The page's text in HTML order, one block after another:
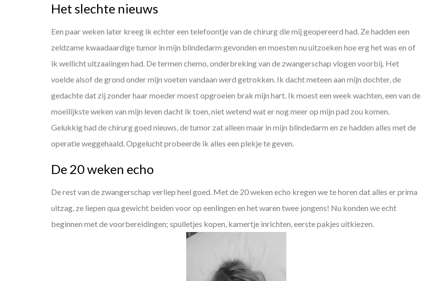
Het slechte nieuws
Een paar weken later kreeg ik echter een telefoontje van de chirurg die mij geopereerd had. Ze hadden een
zeldzame kwaadaardige tumor in mijn blindedarm gevonden en moesten nu uitzoeken hoe erg het was en of
ik wellicht uitzaaiingen had. De termen chemo, onderbreking van de zwangerschap vlogen voorbij. Het
voelde alsof de grond onder mijn voeten vandaan werd getrokken. Ik dacht meteen aan mijn dochter, de
gedachte dat zij zonder haar moeder moest opgroeien brak mijn hart. Ik moest een week wachten, een van de
moeilijkste weken van mijn leven dacht ik toen, niet wetend wat er nog meer op mijn pad zou komen.
Gelukkig had de chirurg goed nieuws, de tumor zat alleen maar in mijn blindedarm en ze hadden alles met de
operatie weggehaald. Opgelucht probeerde ik alles een plekje te geven.
De 20 weken echo
De rest van de zwangerschap verliep heel goed. Met de 20 weken echo kregen we te horen dat alles er prima
uitzag, ze liepen qua gewicht beiden voor op eenlingen en het waren twee jongens! Nu konden we echt
beginnen met de voorbereidingen; spulletjes kopen, kamertje inrichten, eerste pakjes uitkiezen.